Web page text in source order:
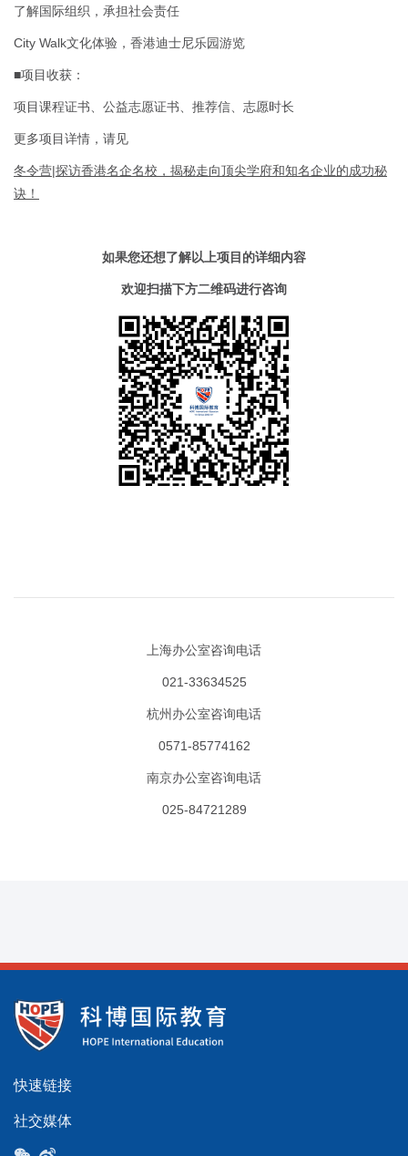
了解国际组织，承担社会责任
City Walk文化体验，香港迪士尼乐园游览
■项目收获：
项目课程证书、公益志愿证书、推荐信、志愿时长
更多项目详情，请见
冬令营|探访香港名企名校，揭秘走向顶尖学府和知名企业的成功秘
诀！
如果您还想了解以上项目的详细内容
欢迎扫描下方二维码进行咨询
上海办公室咨询电话
021-33634525
杭州办公室咨询电话
0571-85774162
南京办公室咨询电话
025-84721289
快速链接
社交媒体